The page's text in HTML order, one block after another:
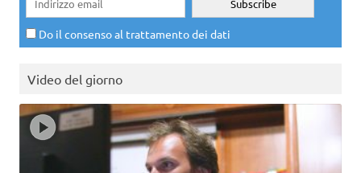
Do il consenso al trattamento dei dati
Video del giorno